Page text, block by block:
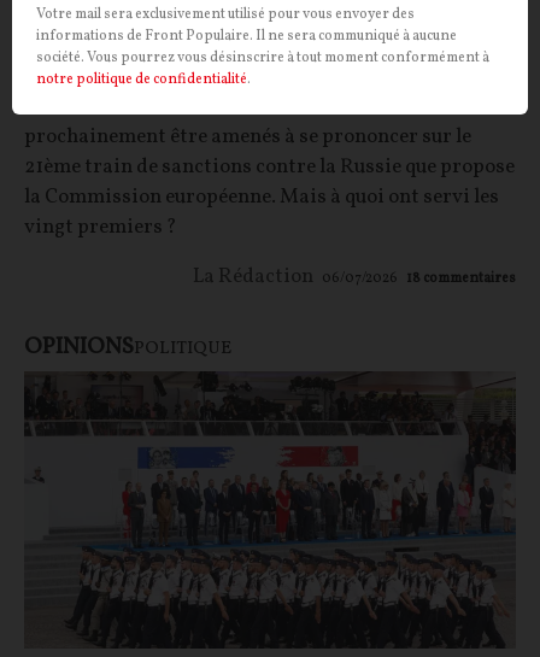
Sanctions européennes contre la Russie : où
mène la guerre économique de Bruxelles ?
prochainement être amenés à se prononcer sur le
21ème train de sanctions contre la Russie que propose
la Commission européenne. Mais à quoi ont servi les
vingt premiers ?
La Rédaction 06/07/2026 18 commentaires
OPINIONSPOLITIQUE
Votre mail sera exclusivement utilisé pour vous envoyer des
informations de Front Populaire. Il ne sera communiqué à aucune
société. Vous pourrez vous désinscrire à tout moment conformément à
notre politique de confidentialité.